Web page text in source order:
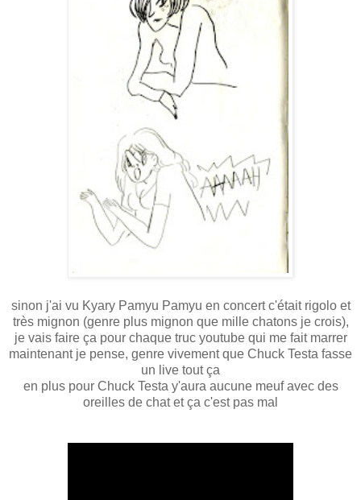
sinon j'ai vu Kyary Pamyu Pamyu en concert c'était rigolo et
très mignon (genre plus mignon que mille chatons je crois),
je vais faire ça pour chaque truc youtube qui me fait marrer
maintenant je pense, genre vivement que Chuck Testa fasse
un live tout ça
en plus pour Chuck Testa y'aura aucune meuf avec des
oreilles de chat et ça c'est pas mal